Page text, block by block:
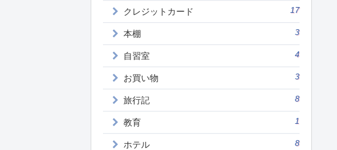
クレジットカード 17
本棚 3
自習室 4
お買い物 3
旅行記 8
教育 1
ホテル 8